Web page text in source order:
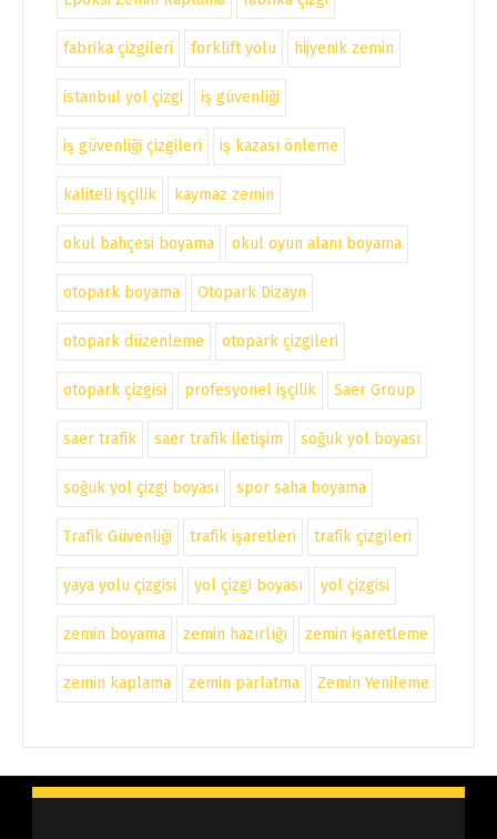
fabrika çizgileri forklift yolu hijyenik zemin
istanbul yol çizgi iş güvenliği
iş güvenliği çizgileri iş kazası önleme
kaliteli işçilik kaymaz zemin
okul bahçesi boyama okul oyun alanı boyama
otopark boyama Otopark Dizayn
otopark düzenleme otopark çizgileri
otopark çizgisi profesyonel işçilik Saer Group
saer trafik saer trafik iletişim soğuk yol boyası
soğuk yol çizgi boyası spor saha boyama
Trafik Güvenliği trafik işaretleri trafik çizgileri
yaya yolu çizgisi yol çizgi boyası yol çizgisi
zemin boyama zemin hazırlığı zemin işaretleme
zemin kaplama zemin parlatma Zemin Yenileme